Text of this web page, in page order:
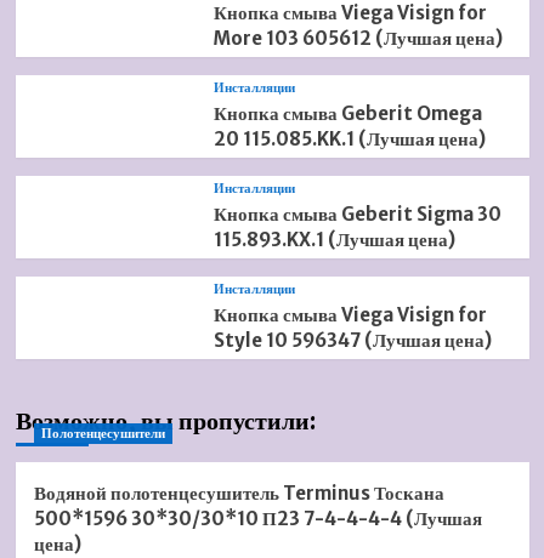
Кнопка смыва Viega Visign for
More 103 605612 (Лучшая цена)
Инсталляции
Кнопка смыва Geberit Omega
20 115.085.KK.1 (Лучшая цена)
Инсталляции
Кнопка смыва Geberit Sigma 30
115.893.KX.1 (Лучшая цена)
Инсталляции
Кнопка смыва Viega Visign for
Style 10 596347 (Лучшая цена)
Возможно, вы пропустили:
Полотенцесушители
Водяной полотенцесушитель Terminus Тоскана
500*1596 30*30/30*10 П23 7-4-4-4-4 (Лучшая
цена)